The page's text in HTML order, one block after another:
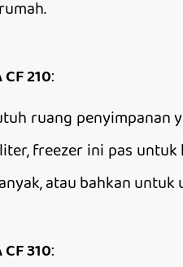
210:
ruang penyimpanan
freezer ini pas
atau bahkan untuk
310: